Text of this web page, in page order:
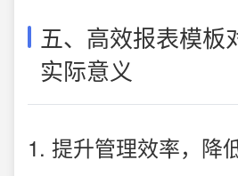
五、高效报表模板
实际意义
1. 提升管理效率，降